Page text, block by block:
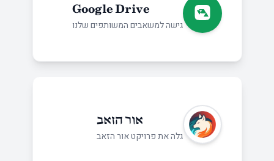
Google Drive
גישה למשאבים המשותפים שלנו
אור הזאב
גלה את פרויקט אור הזאב